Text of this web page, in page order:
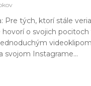
Pre tých, ktorí stále
o svojich
svojom Instagrame...